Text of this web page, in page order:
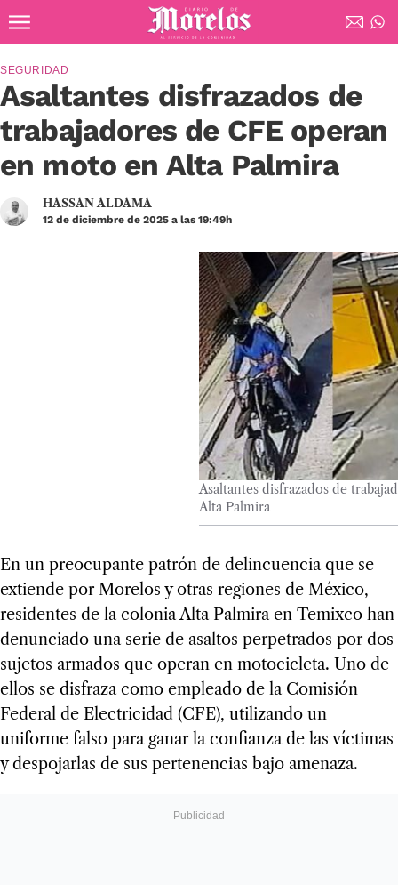
Diario de Morelos
Asaltantes disfrazados de
trabajadores de CFE operan
en moto en Alta Palmira
SEGURIDAD
HASSAN ALDAMA
12 de diciembre de 2025 a las 19:49h
Asaltantes disfrazados de
Alta Palmira
En un preocupante patrón de delincuencia que se
extiende por Morelos y otras regiones de México,
residentes de la colonia Alta Palmira en Temixco han
denunciado una serie de asaltos perpetrados por dos
sujetos armados que operan en motocicleta. Uno de
ellos se disfraza como empleado de la Comisión
Federal de Electricidad (CFE), utilizando un
uniforme falso para ganar la confianza de las víctimas
y despojarlas de sus pertenencias bajo amenaza.